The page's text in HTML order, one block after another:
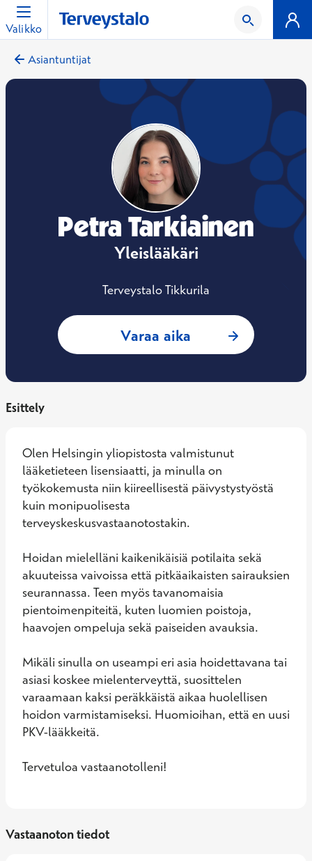
Valikko
Asiantuntijat
Petra Tarkiainen
Yleislääkäri
Terveystalo Tikkurila
Varaa aika : Petra
Esittely
Olen Helsingin yliopistosta valmistunut
lääketieteen lisensiaatti, ja minulla on
työkokemusta niin kiireellisestä päivystystyöstä
kuin monipuolisesta
terveyskeskusvastaanotostakin.
Hoidan mielelläni kaikenikäisiä potilaita sekä
akuuteissa vaivoissa että pitkäaikaisten sairauksien
seurannassa. Teen myös tavanomaisia
pientoimenpiteitä, kuten luomien poistoja,
haavojen ompeluja sekä paiseiden avauksia.
Mikäli sinulla on useampi eri asia hoidettavana tai
asiasi koskee mielenterveyttä, suosittelen
varaamaan kaksi peräkkäistä aikaa huolellisen
hoidon varmistamiseksi. Huomioihan, että en uusi
PKV-lääkkeitä.
Tervetuloa vastaanotolleni!
Vastaanoton tiedot